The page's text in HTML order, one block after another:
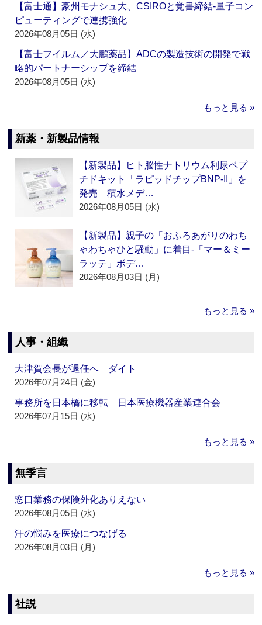
【富士通】豪州モナシュ大、CSIROと覚書締結‐量子コン
ピューティングで連携強化
2026年08月05日 (水)
【富士フイルム／大鵬薬品】ADCの製造技術の開発で戦
略的パートナーシップを締結
2026年08月05日 (水)
もっと見る »
新薬・新製品情報
【新製品】ヒト脳性ナトリウム利尿ペプ
チドキット「ラピッドチップBNP-II」を
発売 積水メデ…
2026年08月05日 (水)
【新製品】親子の「おふろあがりのわち
ゃわちゃひと騒動」に着目‐「マー＆ミー
ラッテ」ボデ…
2026年08月03日 (月)
もっと見る »
人事・組織
大津賀会長が退任へ ダイト
2026年07月24日 (金)
事務所を日本橋に移転 日本医療機器産業連合会
2026年07月15日 (水)
もっと見る »
無季言
窓口業務の保険外化ありえない
2026年08月05日 (水)
汗の悩みを医療につなげる
2026年08月03日 (月)
もっと見る »
社説